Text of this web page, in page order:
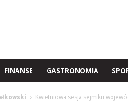
FINANSE GASTRONOMIA
Kwietniowa sesja sejmiku